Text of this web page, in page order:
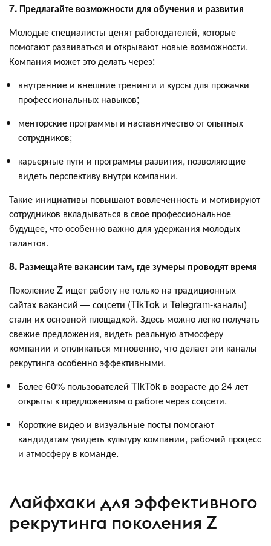
7. Предлагайте возможности для обучения и развития
Молодые специалисты ценят работодателей, которые
помогают развиваться и открывают новые возможности.
Компания может это делать через:
внутренние и внешние тренинги и курсы для прокачки
профессиональных навыков;
менторские программы и наставничество от опытных
сотрудников;
карьерные пути и программы развития, позволяющие
видеть перспективу внутри компании.
Такие инициативы повышают вовлеченность и мотивируют
сотрудников вкладываться в свое профессиональное
будущее, что особенно важно для удержания молодых
талантов.
8. Размещайте вакансии там, где зумеры проводят время
Поколение Z ищет работу не только на традиционных
сайтах вакансий — соцсети (TikTok и Telegram-каналы)
стали их основной площадкой. Здесь можно легко получать
свежие предложения, видеть реальную атмосферу
компании и откликаться мгновенно, что делает эти каналы
рекрутинга особенно эффективными.
Более 60% пользователей TikTok в возрасте до 24 лет
открыты к предложениям о работе через соцсети.
Короткие видео и визуальные посты помогают
кандидатам увидеть культуру компании, рабочий процесс
и атмосферу в команде.
Лайфхаки для эффективного
рекрутинга поколения Z